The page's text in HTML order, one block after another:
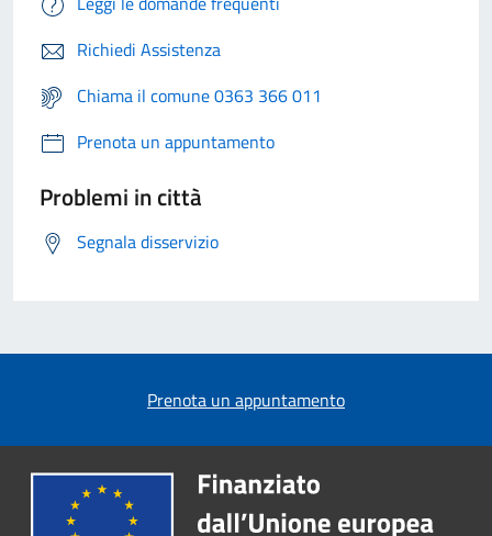
Richiedi Assistenza
Chiama il comune 0363 366 011
Prenota un appuntamento
Problemi in città
Segnala disservizio
Prenota un appuntamento